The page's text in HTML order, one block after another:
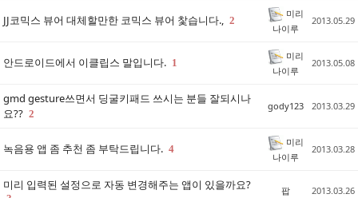
JJ코믹스 뷰어 대체할만한 코믹스 뷰어 찿습니다., 2
미리
나이루
2013.05.29
안드로이드에서 이클립스 말입니다. 1
미리
나이루
2013.05.08
gmd gesture쓰면서 딩굴키패드 쓰시는 분들 잘되시나
요?? 2
gody123 2013.03.29
녹음용 앱 좀 추천 좀 부탁드립니다. 4
미리
나이루
2013.03.28
미리 입력된 설정으로 자동 변경해주는 앱이 있을까요? 팝 2013.03.26